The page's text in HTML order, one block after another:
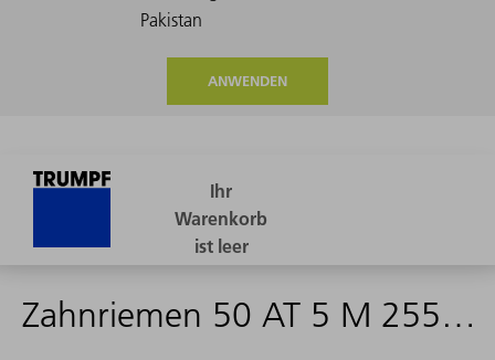
ANWENDEN
Zahnriemen 50 AT 5 M 2550 Z2